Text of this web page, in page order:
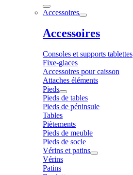
Accessoires
Accessoires
Consoles et supports tablettes
Fixe-glaces
Accessoires pour caisson
Attaches éléments
Pieds
Pieds de tables
Pieds de péninsule
Tables
Piètements
Pieds de meuble
Pieds de socle
Vérins et patins
Vérins
Patins